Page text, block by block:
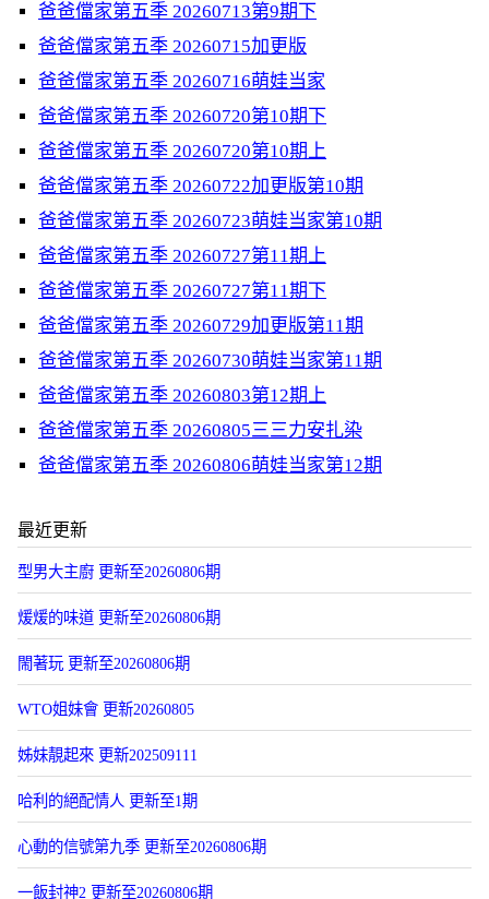
爸爸儅家第五季 20260713第9期下
爸爸儅家第五季 20260715加更版
爸爸儅家第五季 20260716萌娃当家
爸爸儅家第五季 20260720第10期下
爸爸儅家第五季 20260720第10期上
爸爸儅家第五季 20260722加更版第10期
爸爸儅家第五季 20260723萌娃当家第10期
爸爸儅家第五季 20260727第11期上
爸爸儅家第五季 20260727第11期下
爸爸儅家第五季 20260729加更版第11期
爸爸儅家第五季 20260730萌娃当家第11期
爸爸儅家第五季 20260803第12期上
爸爸儅家第五季 20260805三三力安扎染
爸爸儅家第五季 20260806萌娃当家第12期
最近更新
型男大主廚 更新至20260806期
煖煖的味道 更新至20260806期
閙著玩 更新至20260806期
WTO姐妹會 更新20260805
姊妹靚起來 更新202509111
哈利的絕配情人 更新至1期
心動的信號第九季 更新至20260806期
一飯封神2 更新至20260806期